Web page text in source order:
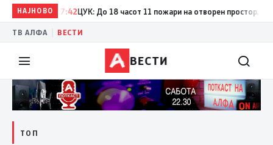
НАЈНОВО
17:42ЦУК: До 18 часот 11 пожари на отворен простор, од кои
ТВ АЛФА ВЕСТИ
ВЕСТИ
ТОП